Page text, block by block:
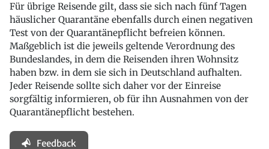
Für übrige Reisende gilt, dass sie sich nach fünf Tagen
häuslicher Quarantäne ebenfalls durch einen negativen
Test von der Quarantänepflicht befreien können.
Maßgeblich ist die jeweils geltende Verordnung des
Bundeslandes, in dem die Reisenden ihren Wohnsitz
haben bzw. in dem sie sich in Deutschland aufhalten.
Jeder Reisende sollte sich daher vor der Einreise
sorgfältig informieren, ob für ihn Ausnahmen von der
Quarantänepflicht bestehen.
Feedback